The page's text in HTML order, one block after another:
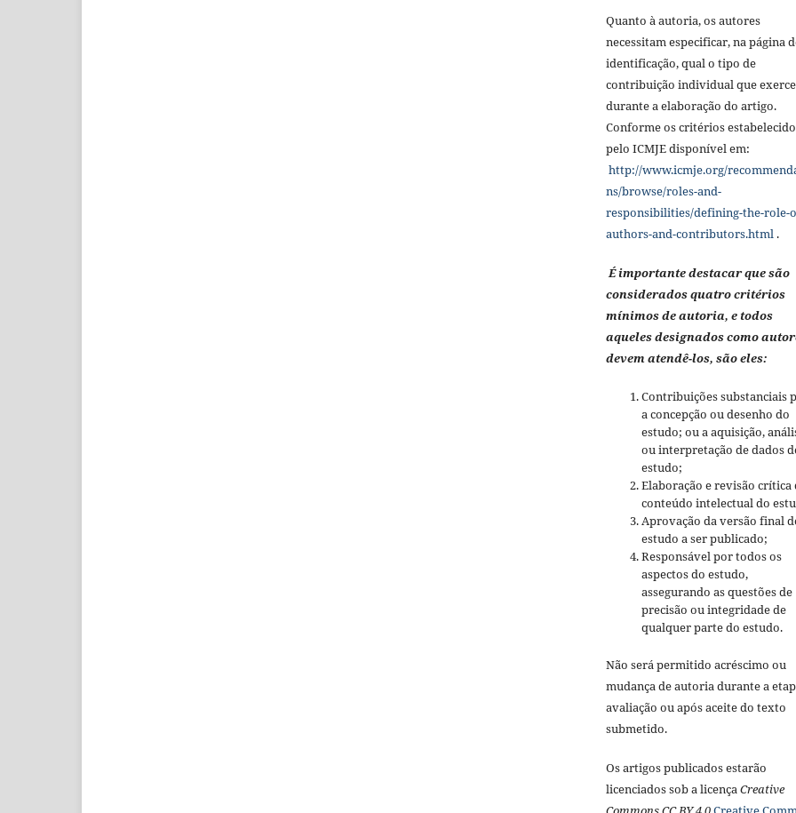
Quanto à autoria, os autores
necessitam especificar, na página
identificação, qual o tipo de
contribuição individual que
durante a elaboração do artigo.
Conforme os critérios
pelo ICMJE disponível em:
http://www.icmje.org/
ns/browse/roles-and-
responsibilities/defining-the-role-
authors-and-contributors.html .
É importante destacar que são
considerados quatro critérios
mínimos de autoria, e todos
aqueles designados como
devem atendê-los, são eles:
Contribuições substanciais
a concepção ou desenho do
estudo; ou a aquisição,
ou interpretação de dados
estudo;
Elaboração e revisão crítica
conteúdo intelectual do
Aprovação da versão final
estudo a ser publicado;
Responsável por todos os
aspectos do estudo,
assegurando as questões de
precisão ou integridade de
qualquer parte do estudo.
Não será permitido acréscimo ou
mudança de autoria durante a
avaliação ou após aceite do texto
submetido.
Os artigos publicados estarão
licenciados sob a licença Creative